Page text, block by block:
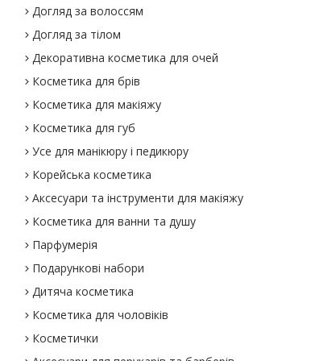
Догляд за волоссям
Догляд за тілом
Декоративна косметика для очей
Косметика для брів
Косметика для макіяжу
Косметика для губ
Усе для манікюру і педикюру
Корейська косметика
Аксесуари та інструменти для макіяжу
Косметика для ванни та душу
Парфумерія
Подарункові набори
Дитяча косметика
Косметика для чоловіків
Косметички